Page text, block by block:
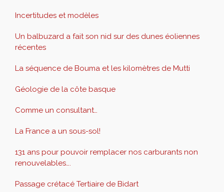
Incertitudes et modèles
Un balbuzard a fait son nid sur des dunes éoliennes
récentes
La séquence de Bouma et les kilomètres de Mutti
Géologie de la côte basque
Comme un consultant…
La France a un sous-sol!
131 ans pour pouvoir remplacer nos carburants non
renouvelables….
Passage crétacé Tertiaire de Bidart